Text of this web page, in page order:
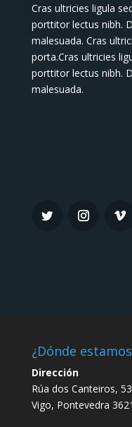
Cras ultricies ligula
porttitor lectus nibh.
malesuada. Cras
porta.Cras ultricies
porttitor lectus nibh.
malesuada.
¿Dónde
Dirección
Rúa dos Canteiros, 53
Vigo, Pontevedra